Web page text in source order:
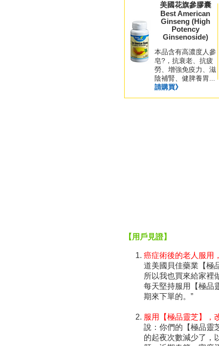
美國花旗參膠囊
Best American
Ginseng (High
Potency
Ginsenoside)
本品含有高濃度人參
皂?，抗衰老、抗疲
勞、增強免疫力、滋
陰補腎、健脾養胃...
請購買》
【用戶見證】
癌症術後的老人服用
道美國貝佳藥業【極
所以我也買來給家裡
每天堅持服用【極品
期來下單的。”
服用【極品靈芝】，
說：你們的【極品靈
的起夜次數減少了，